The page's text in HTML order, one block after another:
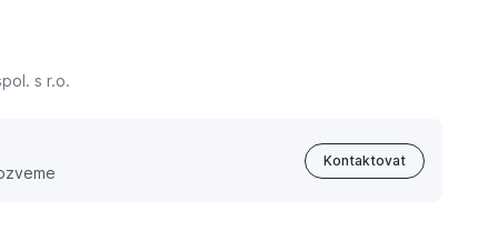
s r.o.
Kontaktovat